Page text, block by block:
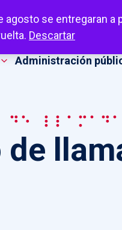
se entregaran
Descartar
Administración
de llamada
de